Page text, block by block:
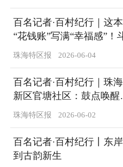
百名记者·百村纪行｜这本
“花钱账”写满“幸福感”！
区南潮村年集体收入逾
珠海特区报 2026-06-04
百名记者·百村纪行｜珠
新区官塘社区：鼓点唤醒
祠堂，狮影舞出新官塘
珠海特区报 2026-06-02
百名记者·百村纪行丨东
到古韵新生